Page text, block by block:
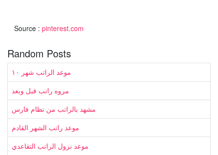
Source : pinterest.com
Random Posts
موعد الراتب شهر ١٠
مروه راتب قبل وبعد
مشهد بالراتب من نظام فارس
موعد راتب الشهر القادم
موعد نزول الراتب التقاعدي